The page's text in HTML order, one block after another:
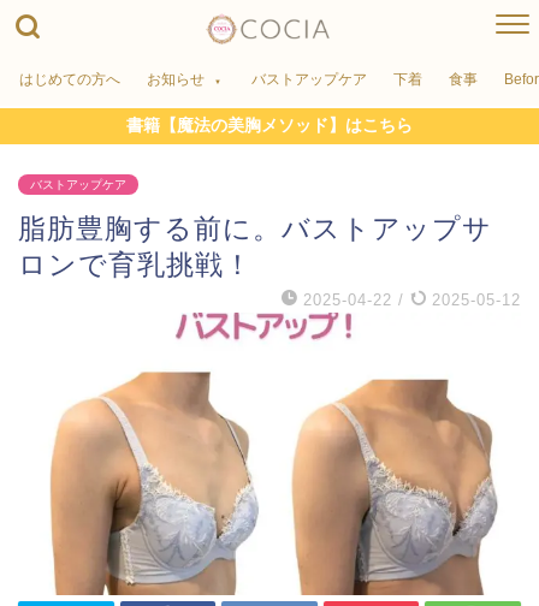
はじめての方へ お知らせ バストアップケア 下着 食事
書籍【魔法の美胸メソッド】はこちら
バストアップケア
脂肪豊胸する前に。バストアップサ
ロンで育乳挑戦！
2025-04-22 / 2025-05-12